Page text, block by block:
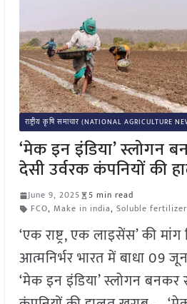
राष्ट्रीय कृषि समाचार (NATIONAL AGRICULTURE
‘मेक इन इंडिया’ स्लोगन
देसी उर्वरक कंपनियों की
June 9, 2025
5 min read
FCO, Make in india, Soluble
‘एक राष्ट्र, एक लाइसेंस’ की
आत्मनिर्भर भारत में बाधा 09
‘मेक इन इंडिया’ स्लोगन बनकर